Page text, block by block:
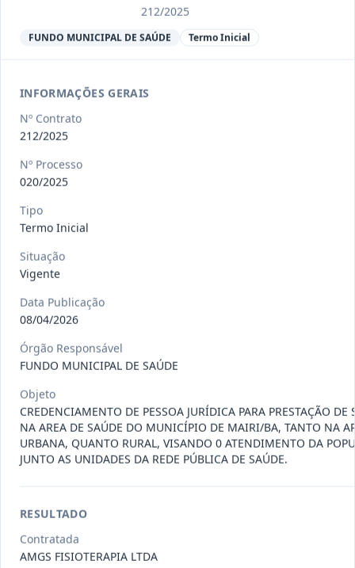
Termo
contrato a contratação de emp
Situação
012-
2023
Termo
Inicial
para apresentação musi
011-
Termo
Inicial
Contratação de empresa especializada
Situação : Encerrado Data :04/08/2026 Ver detalhes
010-
2023
Termo
Constitui o objeto do presente
212/2025
FUNDO MUNICIPAL DE SAÚDE Termo Inicial
INFORMAÇÕES GERAIS
Nº Contrato
212/2025
Nº Processo
020/2025
Tipo
Termo Inicial
Situação
Vigente
Data Publicação
08/04/2026
Órgão Responsável
FUNDO MUNICIPAL DE SAÚDE
Objeto
CREDENCIAMENTO DE PESSOA JURÍDICA PARA PRESTAÇÃO DE
NA AREA DE SAÚDE DO MUNICÍPIO DE MAIRI/BA, TANTO NA
URBANA, QUANTO RURAL, VISANDO 0 ATENDIMENTO DA
JUNTO AS UNIDADES DA REDE PÚBLICA DE SAÚDE.
RESULTADO
Contratada
AMGS FISIOTERAPIA LTDA